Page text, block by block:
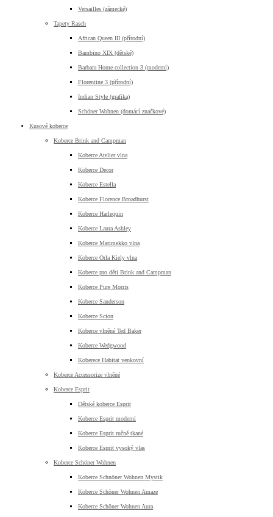
Versailles (zámecké)
Tapety Rasch
African Queen III (přírodní)
Bambino XIX (dětské)
Barbara Home collection 3 (moderní)
Florentine 3 (přírodní)
Indian Style (grafika)
Schöner Wohnen (domácí značkové)
Kusové koberce
Koberce Brink and Campman
Koberce Atelier vlna
Koberce Decor
Koberce Estella
Koberce Florence Broadhurst
Koberce Harlequin
Koberce Laura Ashley
Koberce Marimekko vlna
Koberce Orla Kiely vlna
Koberce pro děti Brink and Campman
Koberce Pure Morris
Koberce Sanderson
Koberce Scion
Koberce vlněné Ted Baker
Koberce Wedgwood
Koberece Habitat venkovní
Koberce Accessorize vlněné
Koberce Esprit
Dětské koberce Esprit
Koberce Esprit moderní
Koberce Esprit ručně tkané
Koberce Esprit vysoký vlas
Koberce Schöner Wohnen
Koberce Schnöner Wohnen Mystik
Koberce Schöner Wohnen Amaze
Koberce Schöner Wohnen Aura